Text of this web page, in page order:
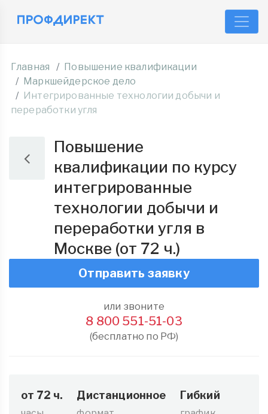
Главная
Повышение квалификации
Маркшейдерское дело
Интегрированные технологии добычи и
переработки угля
Повышение
квалификации по курсу
интегрированные
технологии добычи и
переработки угля в
Москве (от 72 ч.)
Отправить заявку
или звоните
8 800 551-51-03
(бесплатно по РФ)
от 72 ч. Дистанционное Гибкий